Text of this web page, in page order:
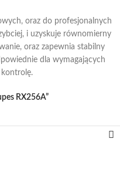
oraz do profesjonalnych
i uzyskuje równomierny
oraz zapewnia stabilny
dla wymagających
kontrolę.
RX256A”